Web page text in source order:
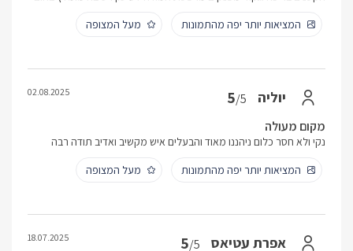
המציאות יותר יפה מהתמונות
מעל המצופה
יוליה 5/5
02.08.2025
מקום מעולה
נקי ולא חסר כלום ניהננו מאוד והבעלים איש מקשיב ואדיב תודה רבה
המציאות יותר יפה מהתמונות
מעל המצופה
אפרת עטיאס 5/5
18.07.2025